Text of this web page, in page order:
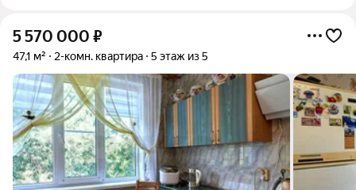
5 570 000 ₽
47,1 м² 2-комн. квартира 5 этаж из 5